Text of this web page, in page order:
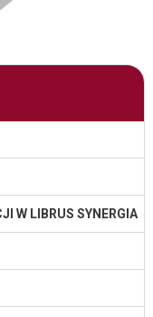
W LIBRUS SYNERGIA